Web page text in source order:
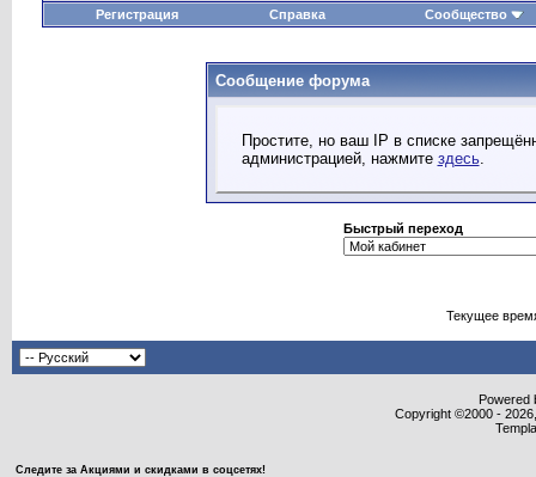
Регистрация Справка Сообщество
Сообщение форума
Простите, но ваш IP в списке
администрацией, нажмите здесь.
Быстрый переход
Текущее
Powered
Copyright ©2000 -
Следите за Акциями и скидками в соцсетях!